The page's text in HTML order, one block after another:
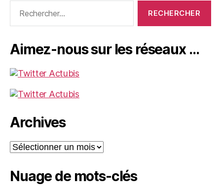
Aimez-nous sur les réseaux …
Archives
Archives
Nuage de mots-clés